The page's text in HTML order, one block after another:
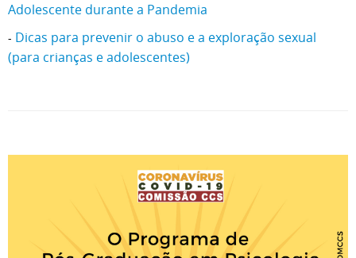
Adolescente durante a Pandemia
- Dicas para prevenir o abuso e a exploração sexual
(para crianças e adolescentes)